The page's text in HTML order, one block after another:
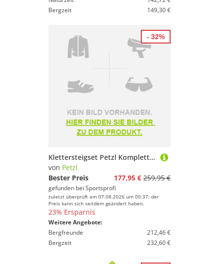
Bergzeit
149,30 €
Klettersteigset Petzl Komplett-Kit Ferrata Eashook 2025
von Petzl
Bester Preis
177,95 € 259,95 €
gefunden bei Sportsprofi
zuletzt überprüft am 07.08.2026 um 00:37; der
Preis kann sich seitdem geändert haben.
23% Ersparnis
Weitere Angebote:
Bergfreunde
212,46 €
Bergzeit
232,60 €
- 32%